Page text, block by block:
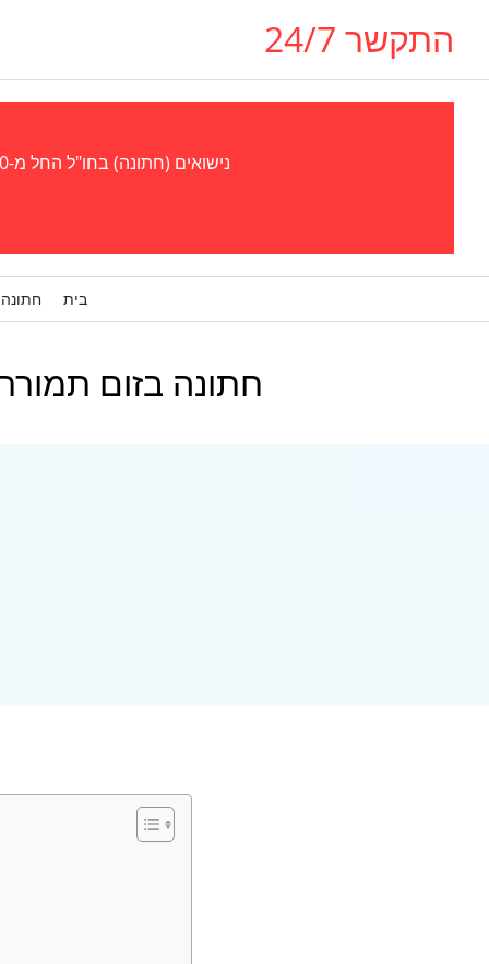
התקשר 24/7
נישואים (חתונה) בחו"ל החל מ-300 אירו - נישואים (חתונה) בגאורגיה, אוקראינה, צ'כיה (פראג), קפריסין, אל סלבדור, פרגוואי סטוּפּרו, ויזה לבן/בת זוג
בית
חתונה בזום תמורת ₪ 1️⃣9️⃣8️⃣0️⃣ אונליין דרך יוטה מבלי